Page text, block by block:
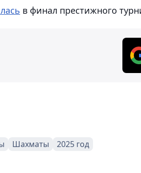
в финал престижного
Шахматы 2025 год